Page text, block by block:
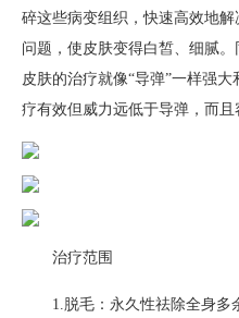
碎这些病变组织，快速高效地
问题，使皮肤变得白皙、细腻。
皮肤的治疗就像“导弹”一样强大
疗有效但威力远低于导弹，而且
治疗范围
1.脱毛：永久性祛除全身多